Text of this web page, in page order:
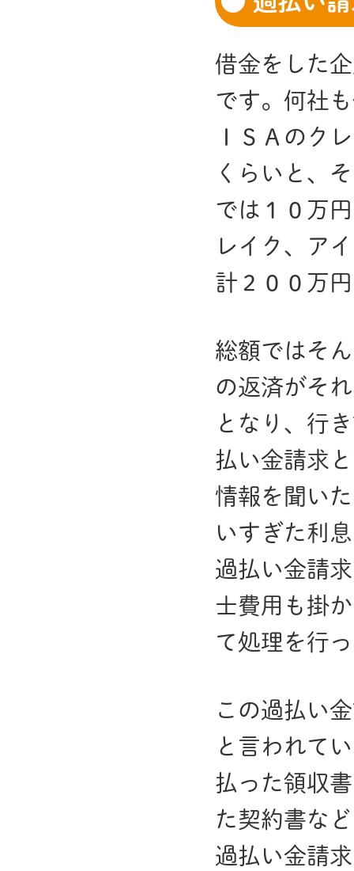
借金をした
です。何社
ＩＳＡのク
くらいと、
では１０万
レイク、ア
計２００万
総額ではそ
の返済がそ
となり、行
払い金請求
情報を聞い
いすぎた利
過払い金請
士費用も掛
て処理を行
この過払い
と言われて
払った領収
た契約書な
過払い金請